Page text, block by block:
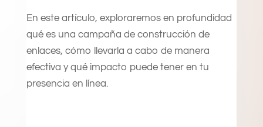
En este artículo, exploraremos en profundidad
qué es una campaña de construcción de
enlaces, cómo llevarla a cabo de manera
efectiva y qué impacto puede tener en tu
presencia en línea.